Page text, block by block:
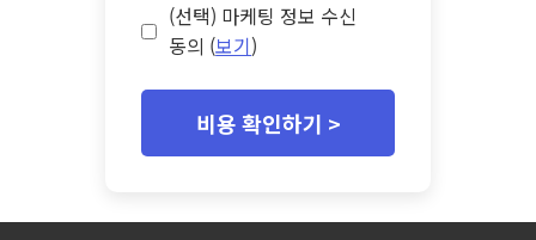
(선택) 마케팅 정보 수신
동의 (보기)
비용 확인하기 >